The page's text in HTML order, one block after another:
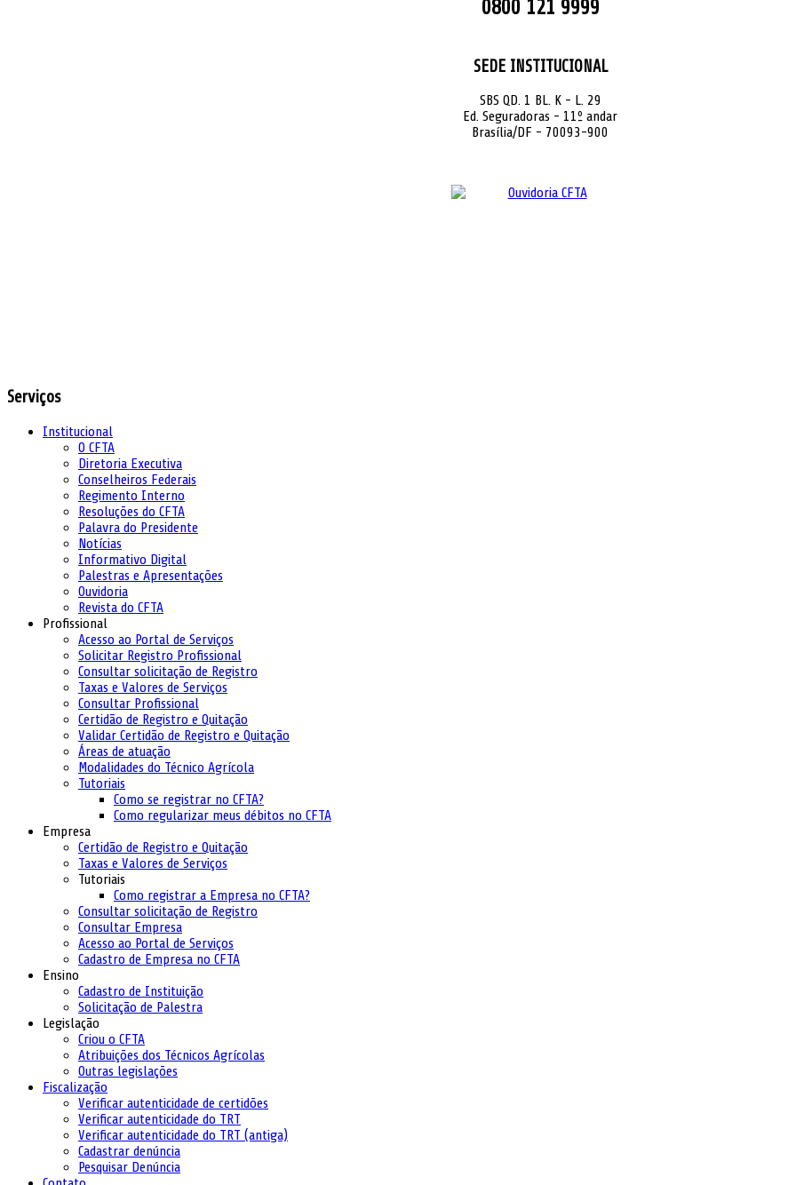
0800 121 9999
SEDE INSTITUCIONAL
SBS QD. 1 BL. K - L. 29
Ed. Seguradoras - 11º andar
Brasília/DF - 70093-900
Serviços
Institucional
O CFTA
Diretoria Executiva
Conselheiros Federais
Regimento Interno
Resoluções do CFTA
Palavra do Presidente
Notícias
Informativo Digital
Palestras e Apresentações
Ouvidoria
Revista do CFTA
Profissional
Acesso ao Portal de Serviços
Solicitar Registro Profissional
Consultar solicitação de Registro
Taxas e Valores de Serviços
Consultar Profissional
Certidão de Registro e Quitação
Validar Certidão de Registro e Quitação
Áreas de atuação
Modalidades do Técnico Agrícola
Tutoriais
Como se registrar no CFTA?
Como regularizar meus débitos no CFTA
Empresa
Certidão de Registro e Quitação
Taxas e Valores de Serviços
Tutoriais
Como registrar a Empresa no CFTA?
Consultar solicitação de Registro
Consultar Empresa
Acesso ao Portal de Serviços
Cadastro de Empresa no CFTA
Ensino
Cadastro de Instituição
Solicitação de Palestra
Legislação
Criou o CFTA
Atribuições dos Técnicos Agrícolas
Outras legislações
Fiscalização
Verificar autenticidade de certidões
Verificar autenticidade do TRT
Verificar autenticidade do TRT (antiga)
Cadastrar denúncia
Pesquisar Denúncia